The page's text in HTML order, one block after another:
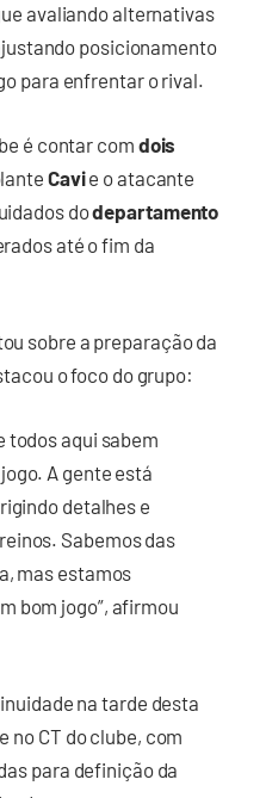
avaliando alternativas
posicionamento
para enfrentar o rival.
é contar com dois
Cavie o atacante
dodepartamento
até o fim da
sobre a preparação da
o foco do grupo:
todos aqui sabem
A gente está
detalhes e
Sabemos das
mas estamos
bom jogo”, afirmou
na tarde desta
no CT do clube, com
para definição da